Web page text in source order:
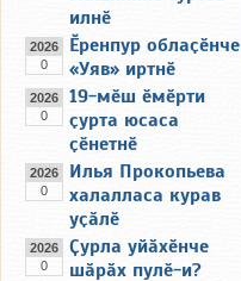
илнӗ
2026
0
Ӗренпур облаҫӗнче
«Уяв» иртнӗ
2026
0
19-мӗш ӗмӗрти
ҫурта юсаса
ҫӗнетнӗ
2026
0
Илья Прокопьева
халалласа курав
уҫӑлӗ
2026
0
Ҫурла уйӑхӗнче
шӑрӑх пулӗ-и?